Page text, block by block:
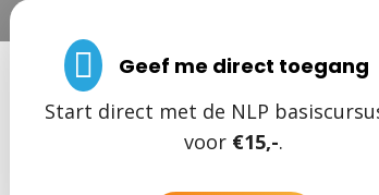
 Geef me direct toegang
Start direct met de NLP
voor €15,-.